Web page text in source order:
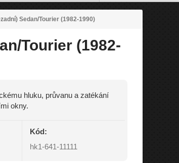
Sedan/Tourier (1982-1990)
Tourier (1982-
hluku, průvanu a zatékání
okny.
Kód:
hk1-641-11111